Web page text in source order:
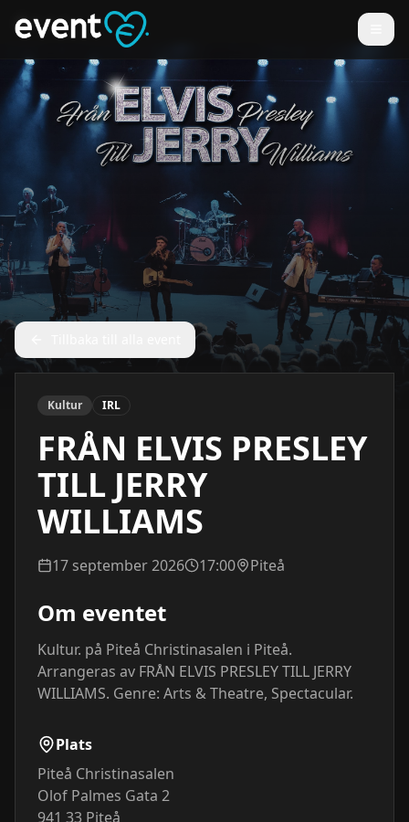
Kultur IRL
FRÅN ELVIS PRESLEY
TILL JERRY
WILLIAMS
17 september 2026 17:00 Piteå
Om eventet
Kultur. på Piteå Christinasalen i Piteå.
Arrangeras av FRÅN ELVIS PRESLEY TILL JERRY
WILLIAMS. Genre: Arts & Theatre, Spectacular.
Plats
Piteå Christinasalen
Olof Palmes Gata 2
941 33 Piteå